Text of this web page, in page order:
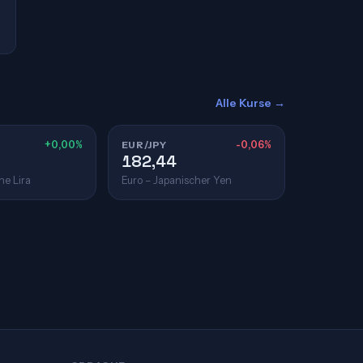
Alle Kurse →
+0,00%
Lira
EUR/JPY -0,06%
182,44
Euro – Japanischer Yen